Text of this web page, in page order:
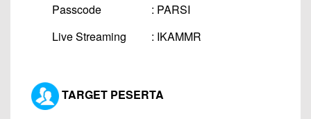
Passcode : PARSI
Live Streaming : IKAMMR
TARGET PESERTA